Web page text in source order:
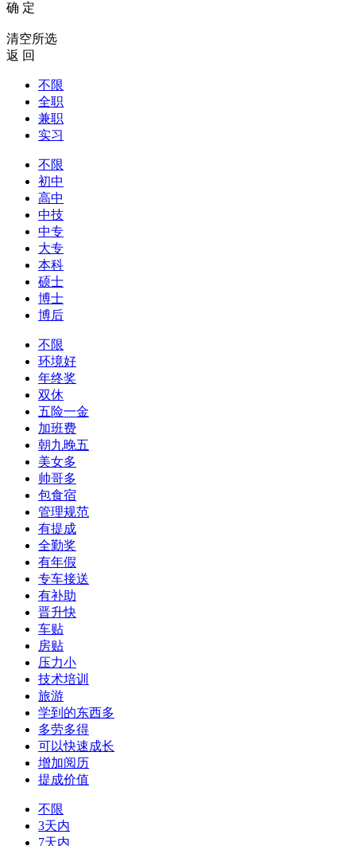
确 定
清空所选
返 回
不限
全职
兼职
实习
不限
初中
高中
中技
中专
大专
本科
硕士
博士
博后
不限
环境好
年终奖
双休
五险一金
加班费
朝九晚五
美女多
帅哥多
包食宿
管理规范
有提成
全勤奖
有年假
专车接送
有补助
晋升快
车贴
房贴
压力小
技术培训
旅游
学到的东西多
多劳多得
可以快速成长
增加阅历
提成价值
不限
3天内
7天内